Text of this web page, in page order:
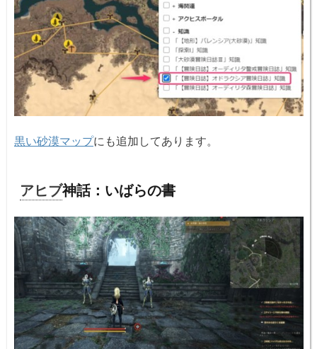
黒い砂漠マップにも追加してあります。
アヒブ神話：いばらの書